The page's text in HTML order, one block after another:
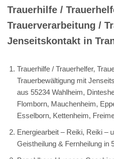
Trauerhilfe /
Trauerverarbeitung /
Jenseitskontakt in
Trauerhilfe / Trauerhelfer,
Trauerbewältigung mit
aus 55234 Wahlheim,
Flomborn, Mauchenheim,
Esselborn, Kettenheim,
Energiearbeit – Reiki, Reiki –
Geistheilung & Fernheilung in